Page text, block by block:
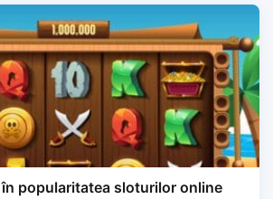
popularitatea sloturilor online